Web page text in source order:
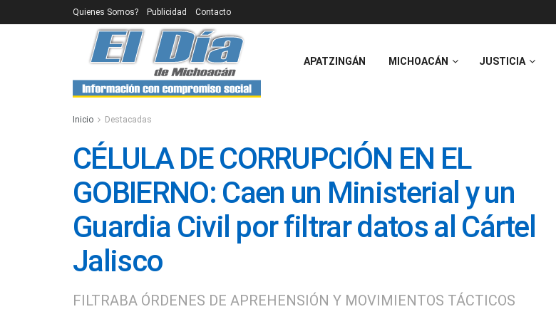
Quienes Somos? Publicidad Contacto
APATZINGÁN MICHOACÁN JUSTICIA
Inicio Destacadas
CÉLULA DE CORRUPCIÓN EN EL
GOBIERNO: Caen un Ministerial y un
Guardia Civil por filtrar datos al Cártel
Jalisco
FILTRABA ÓRDENES DE APREHENSIÓN Y MOVIMIENTOS TÁCTICOS